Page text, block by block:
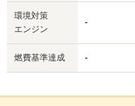
環境対策
エンジン
-
燃費基準達成 -